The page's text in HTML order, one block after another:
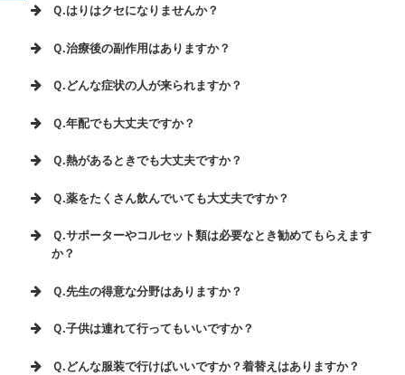
Ｑ.はりはクセになりませんか？
Ｑ.治療後の副作用はありますか？
Ｑ.どんな症状の人が来られますか？
Ｑ.年配でも大丈夫ですか？
Ｑ.熱があるときでも大丈夫ですか？
Ｑ.薬をたくさん飲んでいても大丈夫ですか？
Ｑ.サポーターやコルセット類は必要なとき勧めてもらえます
か？
Ｑ.先生の得意な分野はありますか？
Ｑ.子供は連れて行ってもいいですか？
Ｑ.どんな服装で行けばいいですか？着替えはありますか？